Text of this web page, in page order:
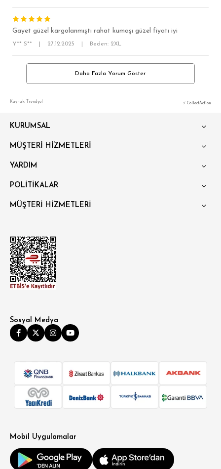
Gayet güzel kargolanmıştı rahat kumaşı güzel fiyatı iyi
Y** S** 27.12.2025 Beden: 2XL
Daha Fazla Yorum Göster
Kaynak: Trendyol ⚡ CollectAction
KURUMSAL
MÜŞTERİ HİZMETLERİ
YARDIM
POLİTİKALAR
MÜŞTERİ HİZMETLERİ
Sosyal Medya
Mobil Uygulamalar